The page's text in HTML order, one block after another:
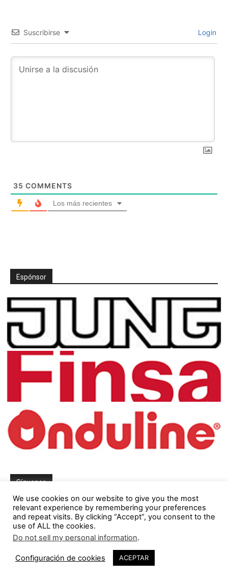
Suscribirse Login
35 COMMENTS
Los más recientes
Espónsor
Síguenos
23,683 Fans ME GUSTA
1,844 Seguidores
We use cookies on our website to give you the most
relevant experience by remembering your preferences
and repeat visits. By clicking “Accept”, you consent to the
use of ALL the cookies.
Do not sell my personal information.
Configuración de cookies ACEPTAR